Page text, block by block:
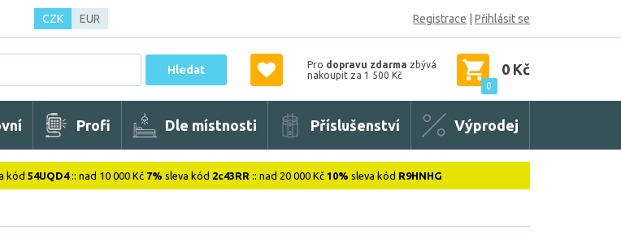
CZK EUR Registrace Přihlásit se
Hledat Pro dopravu zdarma zbývá
nakoupit za 1 500 Kč
0
0 Kč
Profi Dle místnosti Příslušenství Výprodej
kód 54UQD4:: nad 10 000 Kč 7% sleva kód 2c43RR :: nad 20 000 Kč 10% sleva kód R9HNHG